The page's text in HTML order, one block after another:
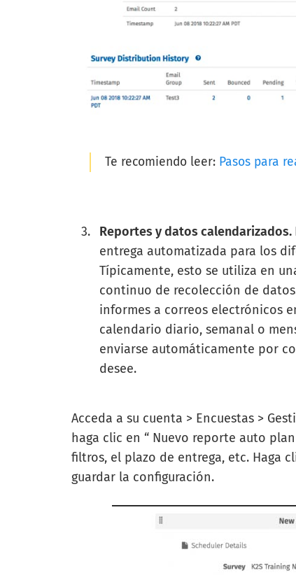
Te recomiendo leer: Pasos para
Reportes y datos calendarizados.
entrega automatizada para los
Típicamente, esto se utiliza en
continuo de recolección de
informes a correos electrónicos
calendario diario, semanal o
enviarse automáticamente por
desee.
Acceda a su cuenta > Encuestas >
haga clic en “ Nuevo reporte auto
filtros, el plazo de entrega, etc. Haga
guardar la configuración.